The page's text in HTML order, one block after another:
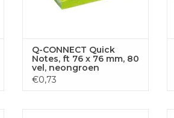
Q-CONNECT Quick
Notes, ft 76 x 76 mm, 80
vel, neongroen
€0,73